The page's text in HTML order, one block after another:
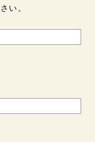
い。